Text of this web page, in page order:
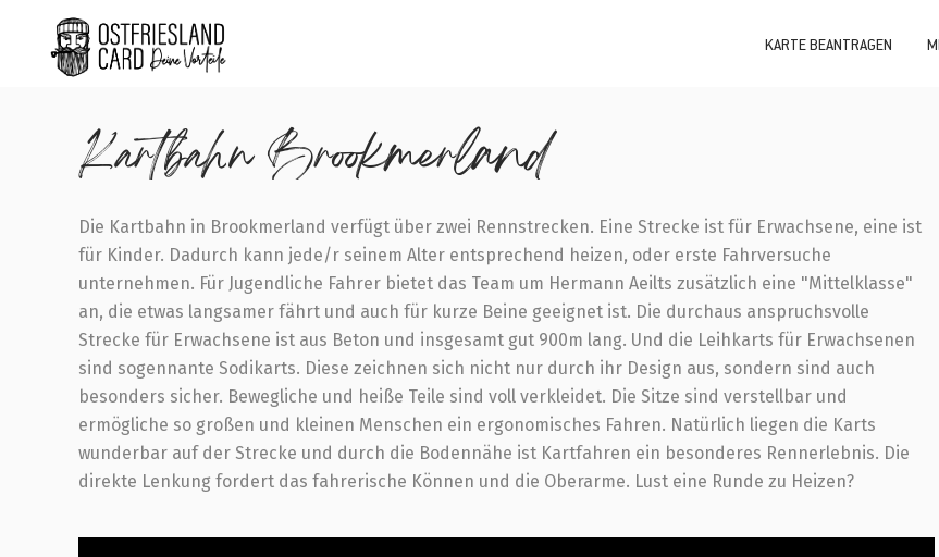
KARTE BEANTRAGEN
Kartbahn Brookmerland
Die Kartbahn in Brookmerland verfügt über zwei Rennstrecken. Eine Strecke ist für Erwachsene, eine ist
für Kinder. Dadurch kann jede/r seinem Alter entsprechend heizen, oder erste Fahrversuche
unternehmen. Für Jugendliche Fahrer bietet das Team um Hermann Aeilts zusätzlich eine "Mittelklasse"
an, die etwas langsamer fährt und auch für kurze Beine geeignet ist. Die durchaus anspruchsvolle
Strecke für Erwachsene ist aus Beton und insgesamt gut 900m lang. Und die Leihkarts für Erwachsenen
sind sogennante Sodikarts. Diese zeichnen sich nicht nur durch ihr Design aus, sondern sind auch
besonders sicher. Bewegliche und heiße Teile sind voll verkleidet. Die Sitze sind verstellbar und
ermögliche so großen und kleinen Menschen ein ergonomisches Fahren. Natürlich liegen die Karts
wunderbar auf der Strecke und durch die Bodennähe ist Kartfahren ein besonderes Rennerlebnis. Die
direkte Lenkung fordert das fahrerische Können und die Oberarme. Lust eine Runde zu Heizen?